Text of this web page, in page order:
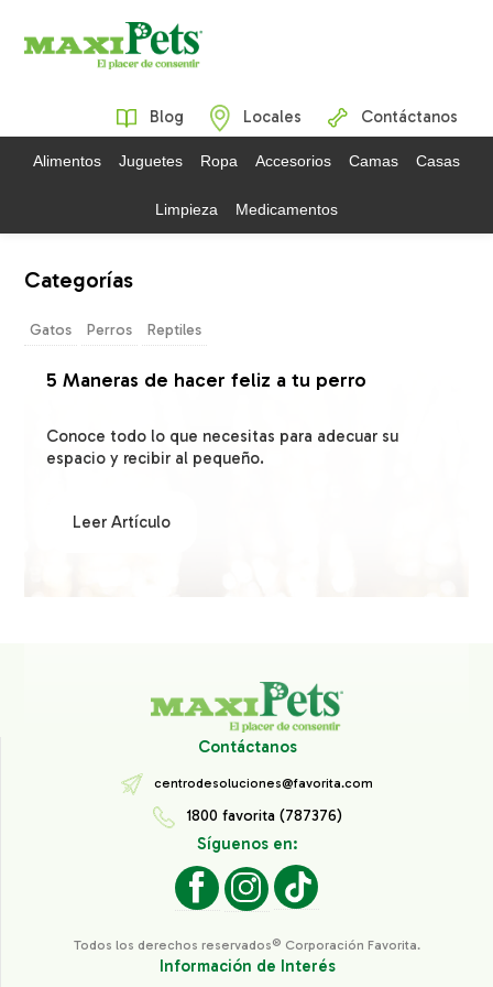
Blog Locales Contáctanos
Alimentos Juguetes Ropa Accesorios Camas Casas
Limpieza Medicamentos
Categorías
Gatos Perros Reptiles
5 Maneras de hacer feliz a tu perro
Conoce todo lo que necesitas para adecuar su
espacio y recibir al pequeño.
Leer Artículo
Contáctanos
centrodesoluciones@favorita.com
1800 favorita (787376)
Síguenos en:
Todos los derechos reservados® Corporación Favorita.
Información de Interés